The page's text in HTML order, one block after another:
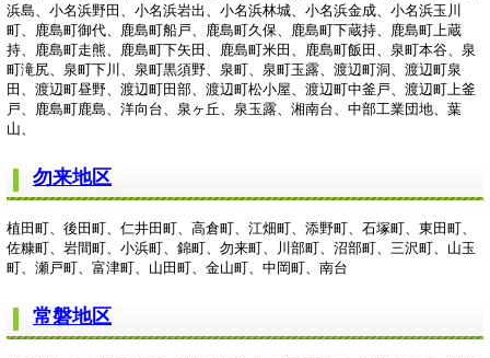
浜島、小名浜野田、小名浜岩出、小名浜林城、小名浜金成、小名浜玉川
町、鹿島町御代、鹿島町船戸、鹿島町久保、鹿島町下蔵持、鹿島町上蔵
持、鹿島町走熊、鹿島町下矢田、鹿島町米田、鹿島町飯田、泉町本谷、泉
町滝尻、泉町下川、泉町黒須野、泉町、泉町玉露、渡辺町洞、渡辺町泉
田、渡辺町昼野、渡辺町田部、渡辺町松小屋、渡辺町中釜戸、渡辺町上釜
戸、鹿島町鹿島、洋向台、泉ヶ丘、泉玉露、湘南台、中部工業団地、葉
山、
勿来地区
植田町、後田町、仁井田町、高倉町、江畑町、添野町、石塚町、東田町、
佐糠町、岩間町、小浜町、錦町、勿来町、川部町、沼部町、三沢町、山玉
町、瀬戸町、富津町、山田町、金山町、中岡町、南台
常磐地区